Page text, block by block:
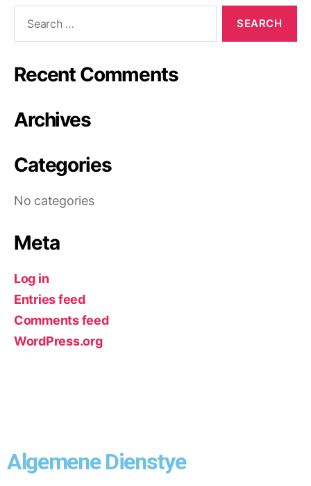
Recent Comments
Archives
Categories
No categories
Meta
Log in
Entries feed
Comments feed
WordPress.org
Algemene Dienstye